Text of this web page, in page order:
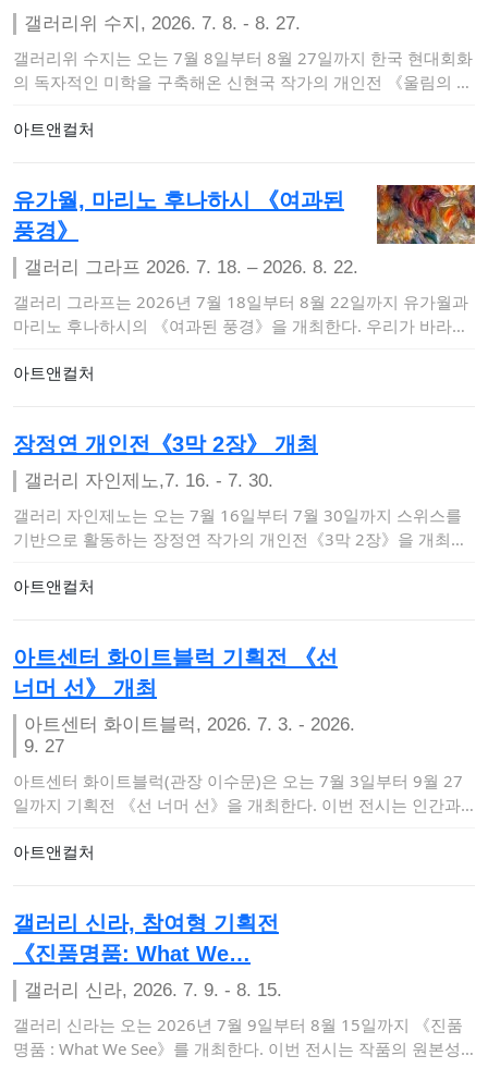
갤러리위 수지, 2026. 7. 8. - 8. 27.
갤러리위 수지는 오는 7월 8일부터 8월 27일까지 한국 현대회화
의 독자적인 미학을 구축해온 신현국 작가의 개인전 《울림의 詩
아트앤컬처
유가월, 마리노 후나하시 《여과된
풍경》
갤러리 그라프 2026. 7. 18. – 2026. 8. 22.
갤러리 그라프는 2026년 7월 18일부터 8월 22일까지 유가월과
마리노 후나하시의 《여과된 풍경》을 개최한다. 우리가 바라보
아트앤컬처
장정연 개인전《3막 2장》 개최
갤러리 자인제노,7. 16. - 7. 30.
갤러리 자인제노는 오는 7월 16일부터 7월 30일까지 스위스를
기반으로 활동하는 장정연 작가의 개인전《3막 2장》을 개최한
아트앤컬처
아트센터 화이트블럭 기획전 《선
너머 선》 개최
아트센터 화이트블럭, 2026. 7. 3. - 2026.
9. 27
아트센터 화이트블럭(관장 이수문)은 오는 7월 3일부터 9월 27
일까지 기획전 《선 너머 선》을 개최한다. 이번 전시는 인간과
아트앤컬처
갤러리 신라, 참여형 기획전
《진품명품: What We…
갤러리 신라, 2026. 7. 9. - 8. 15.
갤러리 신라는 오는 2026년 7월 9일부터 8월 15일까지 《진품
명품 : What We See》를 개최한다. 이번 전시는 작품의 원본성